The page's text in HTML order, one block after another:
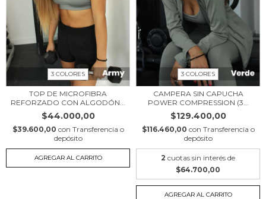
3 COLORES
TOP DE MICROFIBRA
REFORZADO CON ALGODÓN...
$44.000,00
$39.600,00 con Transferencia o
depósito
AGREGAR AL CARRITO
3 COLORES
CAMPERA SIN CAPUCHA
POWER COMPRESSION (3...
$129.400,00
$116.460,00 con Transferencia o
depósito
2 cuotas sin interés de
$64.700,00
AGREGAR AL CARRITO